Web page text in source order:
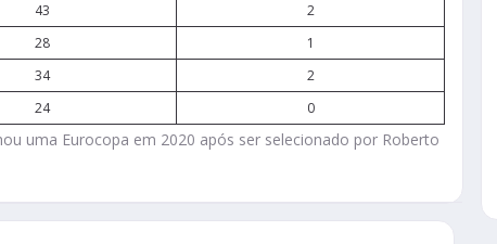
43
2
28
1
34
2
24 0
uma Eurocopa em 2020 após ser selecionado por Roberto